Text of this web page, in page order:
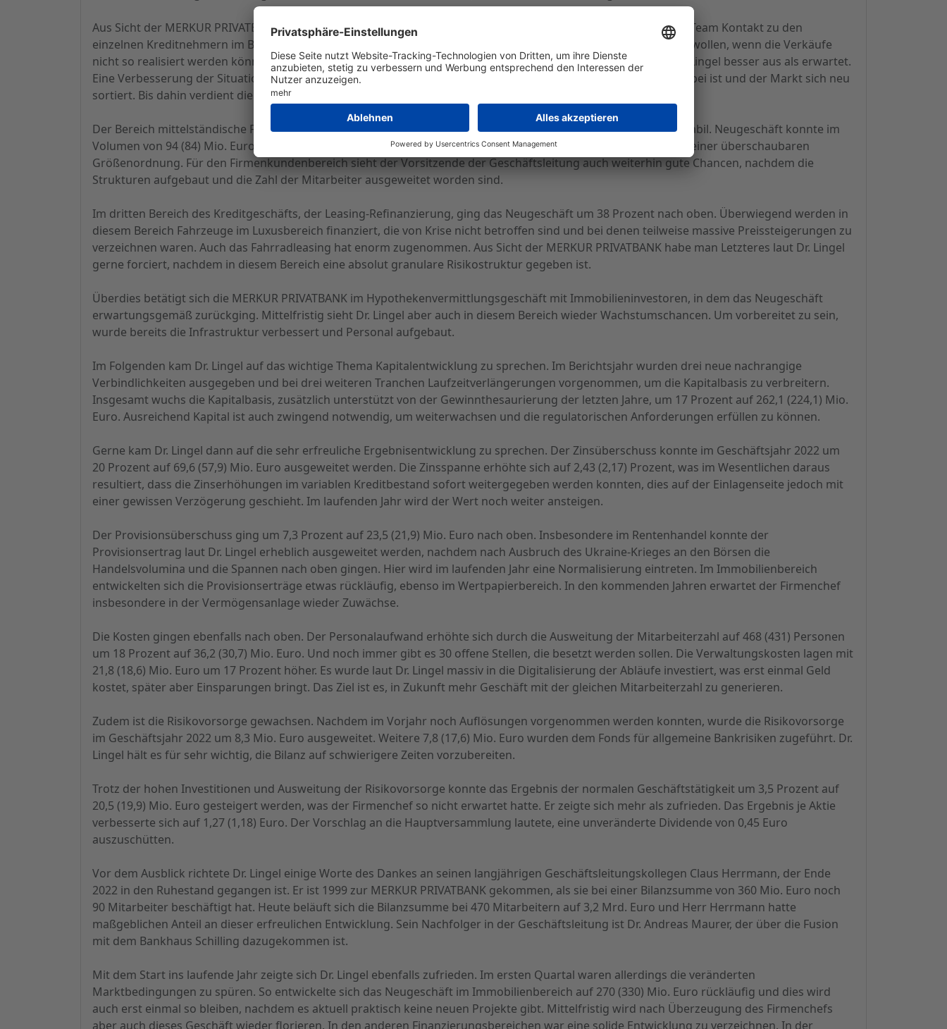
Aus Sicht der MERKUR PRIVATBANK erwartet der Firmenchef keine Probleme. In den letzten Monaten nahm das Team Kontakt zu den
einzelnen Kreditnehmern im Bauträgerbereich auf. Vor allem ging es um die Frage, wie sie die Liquidität sichern wollen, wenn die Verkäufe
nicht so realisiert werden können wie geplant. Bisher fallen die Ergebnisse dieser Gespräche zur Freude von Dr. Lingel besser aus als erwartet.
Eine Verbesserung der Situation am Immobilienmarkt erwartet er erst, wenn die Phase der Zinserhöhungen vorbei ist und der Markt sich neu
sortiert. Bis dahin verdient die MERKUR PRIVATBANK an den hohen Kreditbeständen.
Der Bereich mittelständische Firmenkunden entwickelte sich nach Aussage von Dr. Lingel im Berichtsjahr sehr stabil. Neugeschäft konnte im
Volumen von 94 (84) Mio. Euro realisiert werden. Im Automobilbereich ergaben sich einige neue Risiken, aber in einer überschaubaren
Größenordnung. Für den Firmenkundenbereich sieht der Vorsitzende der Geschäftsleitung auch weiterhin gute Chancen, nachdem die
Strukturen aufgebaut und die Zahl der Mitarbeiter ausgeweitet worden sind.
Im dritten Bereich des Kreditgeschäfts, der Leasing-Refinanzierung, ging das Neugeschäft um 38 Prozent nach oben. Überwiegend werden in
diesem Bereich Fahrzeuge im Luxusbereich finanziert, die von Krise nicht betroffen sind und bei denen teilweise massive Preissteigerungen zu
verzeichnen waren. Auch das Fahrradleasing hat enorm zugenommen. Aus Sicht der MERKUR PRIVATBANK habe man Letzteres laut Dr. Lingel
gerne forciert, nachdem in diesem Bereich eine absolut granulare Risikostruktur gegeben ist.
Überdies betätigt sich die MERKUR PRIVATBANK im Hypothekenvermittlungsgeschäft mit Immobilieninvestoren, in dem das Neugeschäft
erwartungsgemäß zurückging. Mittelfristig sieht Dr. Lingel aber auch in diesem Bereich wieder Wachstumschancen. Um vorbereitet zu sein,
wurde bereits die Infrastruktur verbessert und Personal aufgebaut.
Im Folgenden kam Dr. Lingel auf das wichtige Thema Kapitalentwicklung zu sprechen. Im Berichtsjahr wurden drei neue nachrangige
Verbindlichkeiten ausgegeben und bei drei weiteren Tranchen Laufzeitverlängerungen vorgenommen, um die Kapitalbasis zu verbreitern.
Insgesamt wuchs die Kapitalbasis, zusätzlich unterstützt von der Gewinnthesaurierung der letzten Jahre, um 17 Prozent auf 262,1 (224,1) Mio.
Euro. Ausreichend Kapital ist auch zwingend notwendig, um weiterwachsen und die regulatorischen Anforderungen erfüllen zu können.
Gerne kam Dr. Lingel dann auf die sehr erfreuliche Ergebnisentwicklung zu sprechen. Der Zinsüberschuss konnte im Geschäftsjahr 2022 um
20 Prozent auf 69,6 (57,9) Mio. Euro ausgeweitet werden. Die Zinsspanne erhöhte sich auf 2,43 (2,17) Prozent, was im Wesentlichen daraus
resultiert, dass die Zinserhöhungen im variablen Kreditbestand sofort weitergegeben werden konnten, dies auf der Einlagenseite jedoch mit
einer gewissen Verzögerung geschieht. Im laufenden Jahr wird der Wert noch weiter ansteigen.
Der Provisionsüberschuss ging um 7,3 Prozent auf 23,5 (21,9) Mio. Euro nach oben. Insbesondere im Rentenhandel konnte der
Provisionsertrag laut Dr. Lingel erheblich ausgeweitet werden, nachdem nach Ausbruch des Ukraine-Krieges an den Börsen die
Handelsvolumina und die Spannen nach oben gingen. Hier wird im laufenden Jahr eine Normalisierung eintreten. Im Immobilienbereich
entwickelten sich die Provisionserträge etwas rückläufig, ebenso im Wertpapierbereich. In den kommenden Jahren erwartet der Firmenchef
insbesondere in der Vermögensanlage wieder Zuwächse.
Die Kosten gingen ebenfalls nach oben. Der Personalaufwand erhöhte sich durch die Ausweitung der Mitarbeiterzahl auf 468 (431) Personen
um 18 Prozent auf 36,2 (30,7) Mio. Euro. Und noch immer gibt es 30 offene Stellen, die besetzt werden sollen. Die Verwaltungskosten lagen mit
21,8 (18,6) Mio. Euro um 17 Prozent höher. Es wurde laut Dr. Lingel massiv in die Digitalisierung der Abläufe investiert, was erst einmal Geld
kostet, später aber Einsparungen bringt. Das Ziel ist es, in Zukunft mehr Geschäft mit der gleichen Mitarbeiterzahl zu generieren.
Zudem ist die Risikovorsorge gewachsen. Nachdem im Vorjahr noch Auflösungen vorgenommen werden konnten, wurde die Risikovorsorge
im Geschäftsjahr 2022 um 8,3 Mio. Euro ausgeweitet. Weitere 7,8 (17,6) Mio. Euro wurden dem Fonds für allgemeine Bankrisiken zugeführt. Dr.
Lingel hält es für sehr wichtig, die Bilanz auf schwierigere Zeiten vorzubereiten.
Trotz der hohen Investitionen und Ausweitung der Risikovorsorge konnte das Ergebnis der normalen Geschäftstätigkeit um 3,5 Prozent auf
20,5 (19,9) Mio. Euro gesteigert werden, was der Firmenchef so nicht erwartet hatte. Er zeigte sich mehr als zufrieden. Das Ergebnis je Aktie
verbesserte sich auf 1,27 (1,18) Euro. Der Vorschlag an die Hauptversammlung lautete, eine unveränderte Dividende von 0,45 Euro
auszuschütten.
Vor dem Ausblick richtete Dr. Lingel einige Worte des Dankes an seinen langjährigen Geschäftsleitungskollegen Claus Herrmann, der Ende
2022 in den Ruhestand gegangen ist. Er ist 1999 zur MERKUR PRIVATBANK gekommen, als sie bei einer Bilanzsumme von 360 Mio. Euro noch
90 Mitarbeiter beschäftigt hat. Heute beläuft sich die Bilanzsumme bei 470 Mitarbeitern auf 3,2 Mrd. Euro und Herr Herrmann hatte
maßgeblichen Anteil an dieser erfreulichen Entwicklung. Sein Nachfolger in der Geschäftsleitung ist Dr. Andreas Maurer, der über die Fusion
mit dem Bankhaus Schilling dazugekommen ist.
Mit dem Start ins laufende Jahr zeigte sich Dr. Lingel ebenfalls zufrieden. Im ersten Quartal waren allerdings die veränderten
Marktbedingungen zu spüren. So entwickelte sich das Neugeschäft im Immobilienbereich auf 270 (330) Mio. Euro rückläufig und dies wird
auch erst einmal so bleiben, nachdem es aktuell praktisch keine neuen Projekte gibt. Mittelfristig wird nach Überzeugung des Firmenchefs
aber auch dieses Geschäft wieder florieren. In den anderen Finanzierungsbereichen war eine solide Entwicklung zu verzeichnen. In der